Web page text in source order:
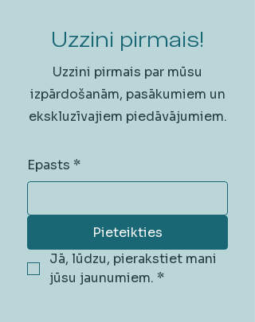
Uzzini pirmais!
Uzzini pirmais par mūsu
izpārdošanām, pasākumiem un
ekskluzīvajiem piedāvājumiem.
Epasts *
Pieteikties
Jā, lūdzu, pierakstiet mani
jūsu jaunumiem. *